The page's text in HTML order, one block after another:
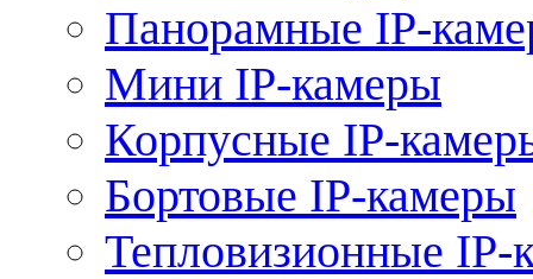
Панорамные IP-
Мини IP-камеры
Корпусные IP-
Бортовые IP-камеры
Тепловизионные IP-